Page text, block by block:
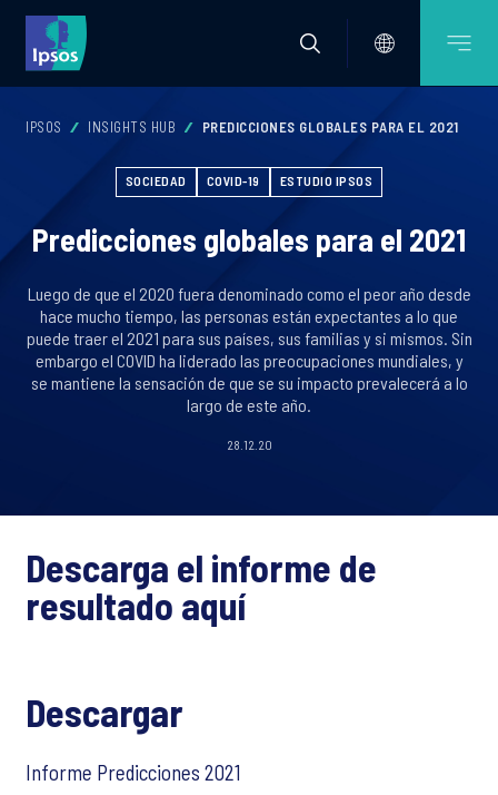
IPSOS INSIGHTS HUB PREDICCIONES GLOBALES PARA EL 2021
SOCIEDAD COVID-19 ESTUDIO IPSOS
Predicciones globales para el 2021
Luego de que el 2020 fuera denominado como el peor año desde
hace mucho tiempo, las personas están expectantes a lo que
puede traer el 2021 para sus países, sus familias y si mismos. Sin
embargo el COVID ha liderado las preocupaciones mundiales, y
se mantiene la sensación de que se su impacto prevalecerá a lo
largo de este año.
28.12.20
Descarga el informe de
resultado aquí
Descargar
Informe Predicciones 2021